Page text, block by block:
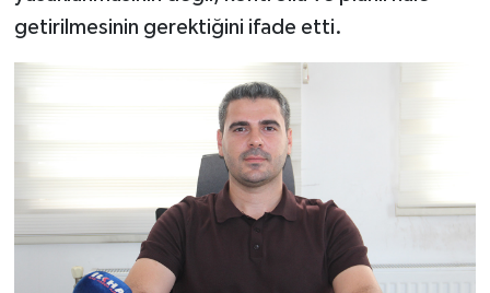
getirilmesinin gerektiğini ifade etti.